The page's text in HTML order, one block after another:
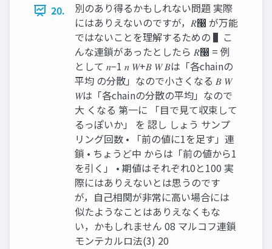
20.
別のあり得るかもしれない問題 実際
にはありえないのですが，𝑅෠ が万能
ではないことを理解するための ▌こ
んな連鎖があったとしたら 𝑅෠ = 例
として 𝑛−1 𝑛 𝑊+𝐵 𝑊 𝐵は「各chainの
平均 の分散」なので小さくなる 𝐵 𝑊
𝑊は「各chainの分散の平均」なので
大 くなる 第一に 「目で見て収束して
るっぽいか」 を 認し しょう サンプ
リング回数 • 「前の値に1を足す」連
鎖 • ちょうど中 からは「前の値から1
を引く」 • 期値はそれぞれ0と100 実
際にはありえないとは思うのです
が，自己相関が非常に高い場合には
似たようなことはありえなくもな
い，かもしれません 08 マルコフ連鎖
モンテカルロ法(3) 20